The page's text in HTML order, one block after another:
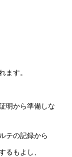
ます。
明から準備しな
テの記録から
るもよし、